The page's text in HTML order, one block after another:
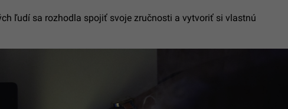
ľudí sa rozhodla spojiť svoje zručnosti a vytvoriť si vlastnú